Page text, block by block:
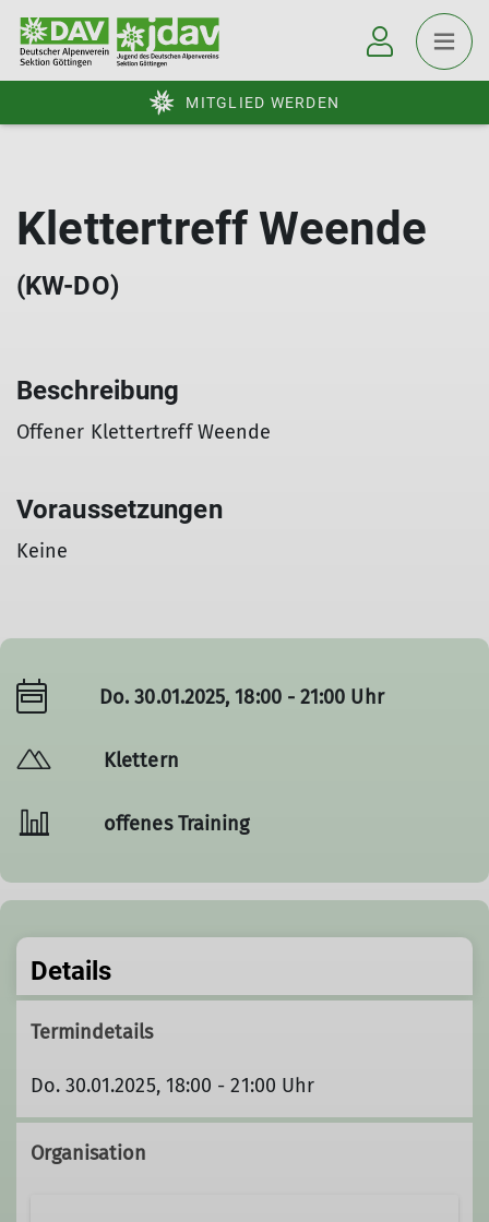
MITGLIED WERDEN
Klettertreff Weende
(KW-DO)
Beschreibung
Offener Klettertreff Weende
Voraussetzungen
Keine
Do. 30.01.2025, 18:00 - 21:00 Uhr
Klettern
offenes Training
Details
Termindetails
Do. 30.01.2025, 18:00 - 21:00 Uhr
Organisation